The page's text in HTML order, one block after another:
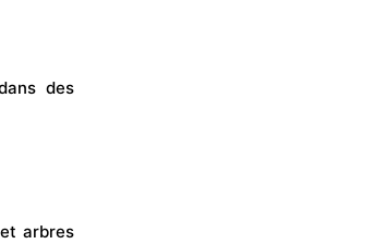
des
arbres